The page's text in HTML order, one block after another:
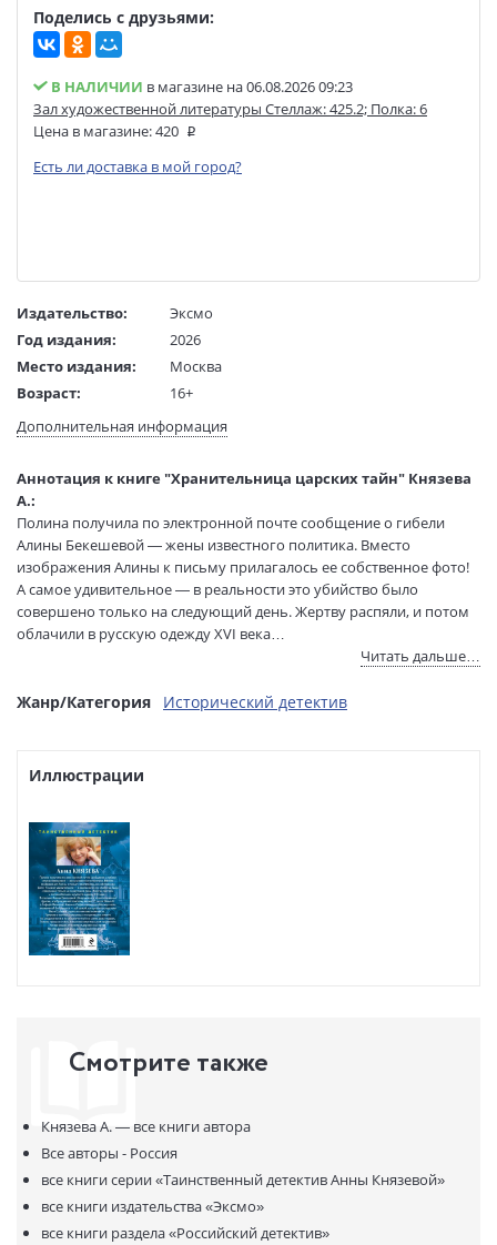
Поделись с друзьями:
В НАЛИЧИИ в магазине на 06.08.2026 09:23
Зал художественной литературы Стеллаж: 425.2; Полка: 6
Цена в магазине:420
Есть ли доставка в мой город?
Издательство:
Эксмо
Год издания:
2026
Место издания:
Москва
Возраст:
16+
Язык текста:
русский
Тип обложки:
Мягкая обложка
Формат:
70х108 1/32
Размеры в мм
(ДхШхВ):
165x125x25
Вес:
190 гр.
Страниц:
384
Тираж:
3000 экз.
Артикул:
ITD000000001476158
Дополнительная информация
Аннотация к книге "Хранительница царских тайн" Князева
А.:
Полина получила по электронной почте сообщение о гибели
Алины Бекешевой — жены известного политика. Вместо
изображения Алины к письму прилагалось ее собственное фото!
А самое удивительное — в реальности это убийство было
совершено только на следующий день. Жертву распяли, и потом
облачили в русскую одежду XVI века…
фрески, изображавшей помолвку великого князя Ивана III c
Иван Грозный спрятал в неизвестном месте…
следователем в не обозначенный на схеме дома подвал, Полина
пришла в ужас. В высокой вертикальной нише стоял
почерневший от времени деревянный крест. На нем, раскинув
руки, висела распятая мумия…
В остросюжетных романах Анны Князевой расследуются
Читать дальше…
Жанр/Категория Исторический детектив
Иллюстрации
Смотрите также
Князева А. — все книги автора
Все авторы - Россия
все книги серии«Таинственный детектив Анны Князевой»
все книги издательства«Эксмо»
все книги раздела«Российский детектив»